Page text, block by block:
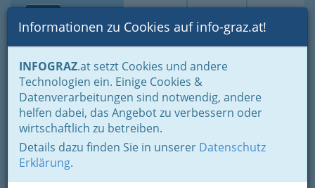
Suche Login Toggle
Informationen zu Cookies auf info-graz.at!
INFOGRAZ.at setzt Cookies und andere
Technologien ein. Einige Cookies &
Datenverarbeitungen sind notwendig, andere
helfen dabei, das Angebot zu verbessern oder
wirtschaftlich zu betreiben.
Details dazu finden Sie in unserer Datenschutz
Erklärung.
Home Branchen
Einkaufen & Schenken - der Handel
Handel in Graz
Einkaufen nach Ladenschluss
Feinkost Johannes Maria
Hasiba
Grabenstraße 1, 8010 Graz
+43 316 682 657 - 0
+43 316 682 657 - 12